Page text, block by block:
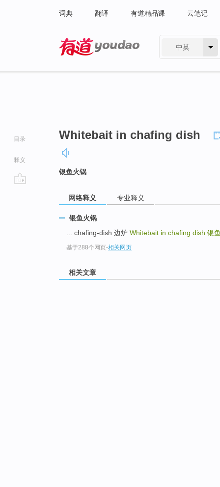
词典 翻译 有道精品课 云笔记
中英
目录
释义
Whitebait in chafing dish
银鱼火锅
网络释义 专业释义
银鱼火锅
... chafing-dish 边炉 Whitebait in chafing dish 银
基于288个网页-相关网页
相关文章